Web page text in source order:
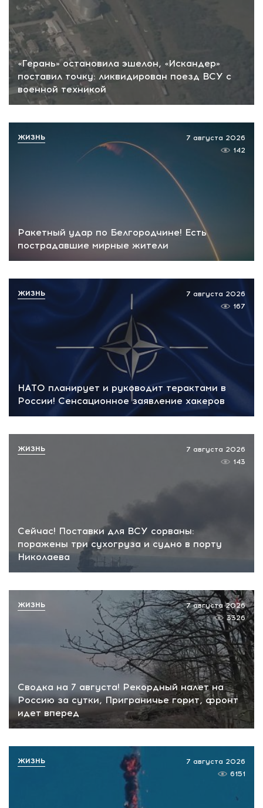
«Герань» остановила эшелон, «Искандер»
поставил точку: ликвидирован поезд ВСУ с
военной техникой
Ракетный удар по Белгородчине! Есть
пострадавшие мирные жители
7 августа 2026
142
ЖИЗНЬ
НАТО планирует и руководит терактами в
России! Сенсационное заявление хакеров
7 августа 2026
167
ЖИЗНЬ
Сейчас! Поставки для ВСУ сорваны:
поражены три сухогруза и судно в порту
Николаева
7 августа 2026
143
ЖИЗНЬ
Сводка на 7 августа! Рекордный налет на
Россию за сутки, Приграничье горит, фронт
идет вперед
7 августа 2026
3326
ЖИЗНЬ
7 августа 2026
6151
ЖИЗНЬ